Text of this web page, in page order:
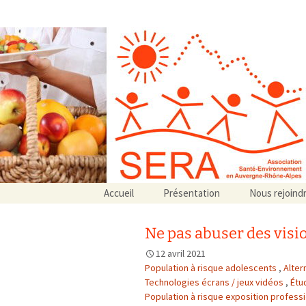
Aller
au
Accueil Présentation
Associations partenaires
Associations adhérentes
Nous
Ne pas abuser des
12 avril 2021
Population à risque adolescents ,
Technologies écrans / jeux vidéos ,
Population à risque exposition